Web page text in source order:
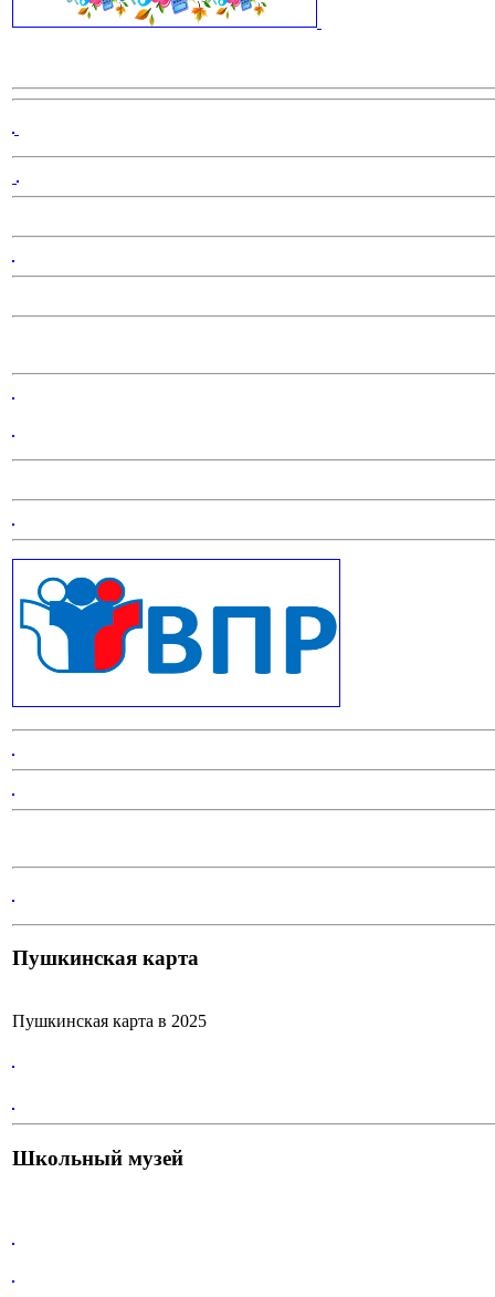
Пушкинская карта
Пушкинская карта в 2025
Школьный музей